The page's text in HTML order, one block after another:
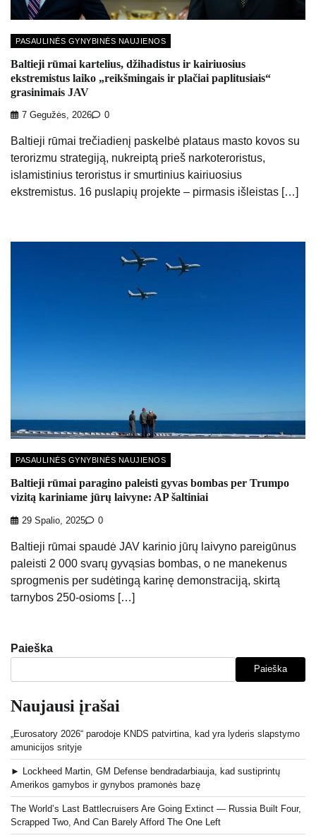
PASAULINĖS GYNYBINĖS NAUJIENOS
Baltieji rūmai kartelius, džihadistus ir kairiuosius
ekstremistus laiko „reikšmingais ir plačiai paplitusiais“
grasinimais JAV
7 Gegužės, 2026 0
Baltieji rūmai trečiadienį paskelbė plataus masto kovos su
terorizmu strategiją, nukreiptą prieš narkoteroristus,
islamistinius teroristus ir smurtinius kairiuosius
ekstremistus. 16 puslapių projekte – pirmasis išleistas […]
PASAULINĖS GYNYBINĖS NAUJIENOS
Baltieji rūmai paragino paleisti gyvas bombas per Trumpo
vizitą kariniame jūrų laivyne: AP šaltiniai
29 Spalio, 2025 0
Baltieji rūmai spaudė JAV karinio jūrų laivyno pareigūnus
paleisti 2 000 svarų gyvąsias bombas, o ne manekenus
sprogmenis per sudėtingą karinę demonstraciją, skirtą
tarnybos 250-osioms […]
Paieška
Paieška
Naujausi įrašai
„Eurosatory 2026“ parodoje KNDS patvirtina, kad yra lyderis slapstymo
amunicijos srityje
► Lockheed Martin, GM Defense bendradarbiauja, kad sustiprintų
Amerikos gamybos ir gynybos pramonės bazę
The World’s Last Battlecruisers Are Going Extinct — Russia Built Four,
Scrapped Two, And Can Barely Afford The One Left